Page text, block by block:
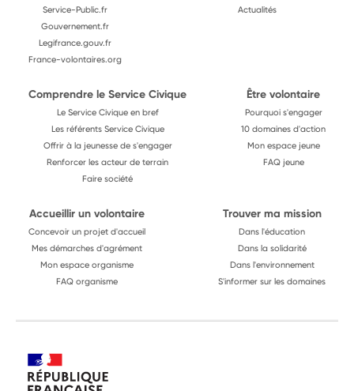
Service-Public.fr
Gouvernement.fr
Legifrance.gouv.fr
France-volontaires.org
Actualités
Comprendre le Service Civique
Le Service Civique en bref
Les référents Service Civique
Offrir à la jeunesse de s'engager
Renforcer les acteur de terrain
Faire société
Être volontaire
Pourquoi s'engager
10 domaines d'action
Mon espace jeune
FAQ jeune
Accueillir un volontaire
Concevoir un projet d'accueil
Mes démarches d'agrément
Mon espace organisme
FAQ organisme
Trouver ma mission
Dans l'éducation
Dans la solidarité
Dans l'environnement
S'informer sur les domaines